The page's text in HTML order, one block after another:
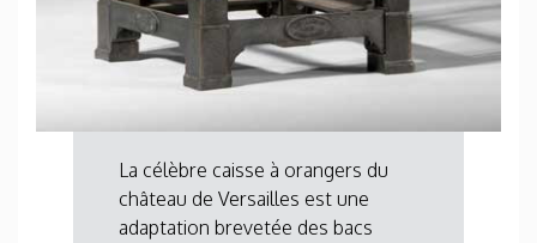
La célèbre caisse à orangers du
château de Versailles est une
adaptation brevetée des bacs